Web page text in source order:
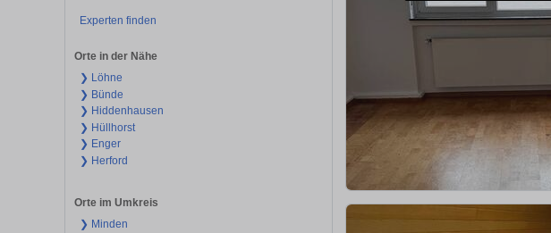
Experten finden
Orte in der Nähe
❯ Löhne
❯ Bünde
❯ Hiddenhausen
❯ Hüllhorst
❯ Enger
❯ Herford
Orte im Umkreis
❯ Minden